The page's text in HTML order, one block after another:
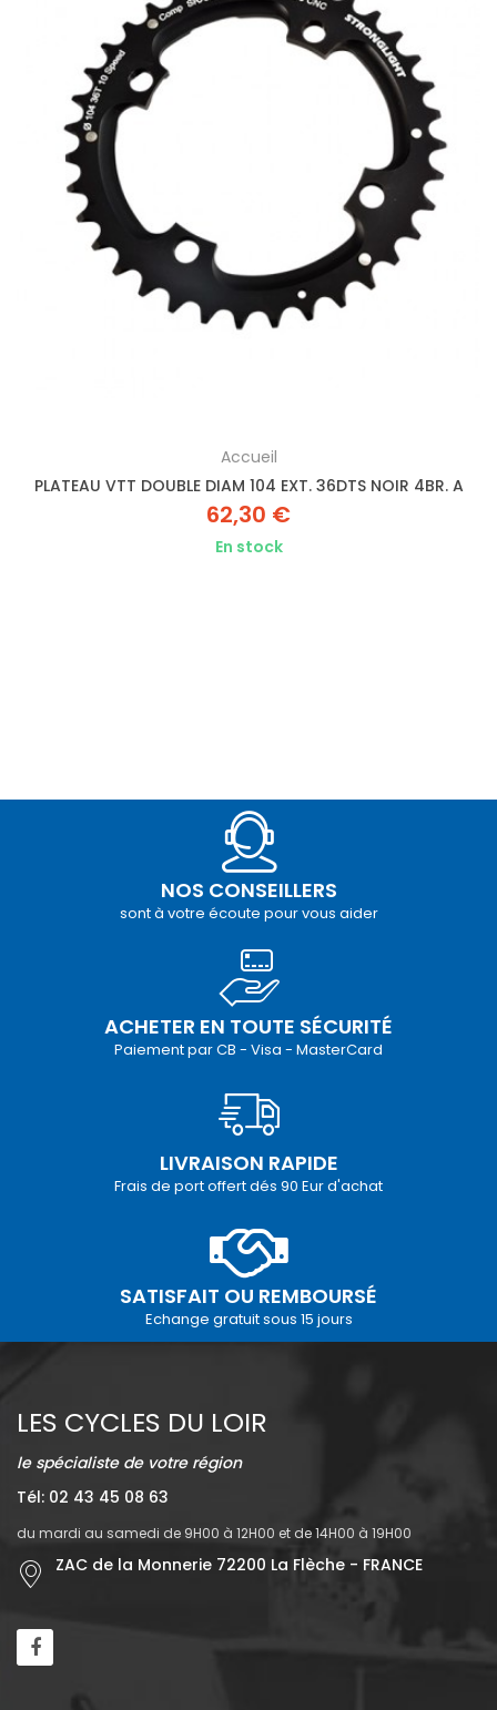
Accueil
PLATEAU VTT DOUBLE DIAM 104 EXT. 36DTS NOIR 4BR. A
62,30 €
En stock
NOS CONSEILLERS
sont à votre écoute pour vous aider
ACHETER EN TOUTE SÉCURITÉ
Paiement par CB - Visa - MasterCard
LIVRAISON RAPIDE
Frais de port offert dés 90 Eur d'achat
SATISFAIT OU REMBOURSÉ
Echange gratuit sous 15 jours
LES CYCLES DU LOIR
le spécialiste de votre région
Tél: 02 43 45 08 63
du mardi au samedi de 9H00 à 12H00 et de 14H00 à 19H00
ZAC de la Monnerie 72200 La Flèche - FRANCE